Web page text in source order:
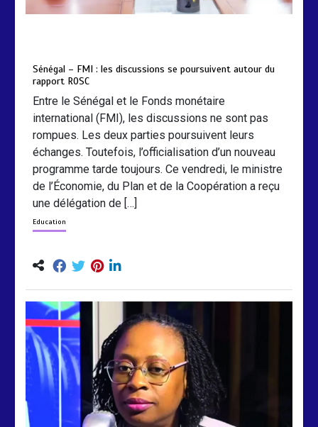
Sénégal – FMI : les discussions se poursuivent autour du
rapport ROSC
Entre le Sénégal et le Fonds monétaire
international (FMI), les discussions ne sont pas
rompues. Les deux parties poursuivent leurs
échanges. Toutefois, l’officialisation d’un nouveau
programme tarde toujours. Ce vendredi, le ministre
de l’Économie, du Plan et de la Coopération a reçu
une délégation de […]
Education